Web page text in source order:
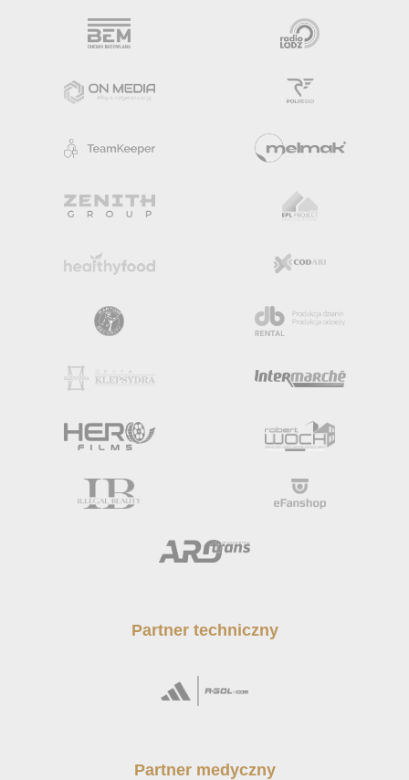
Partner techniczny
Partner medyczny